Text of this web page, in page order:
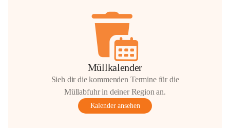
Müllkalender
Sieh dir die kommenden Termine für die
Müllabfuhr in deiner Region an.
Kalender ansehen